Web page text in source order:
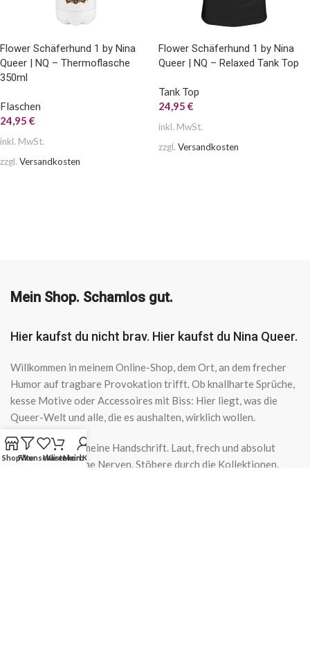
Flower Schäferhund 1 by Nina
Queer | NQ – Thermoflasche
350ml
Flaschen
24,95 €
inkl. MwSt.
zzgl. Versandkosten
Flower Schäferhund 1 by Nina
Queer | NQ – Relaxed Tank Top
Tank Top
24,95 €
inkl. MwSt.
zzgl. Versandkosten
Mein Shop. Schamlos gut.
Hier kaufst du nicht brav. Hier kaufst du Nina Queer.
Willkommen in meinem Online-Shop, dem Ort, an dem frecher
Humor auf tragbare Provokation trifft. Ob knallharte Sprüche,
kesse Motive oder Accessoires mit Biss: Hier liegt, was die
Queer-Welt und alle, die es aushalten, wirklich wollen.
Jedes Teil trägt meine Handschrift. Laut, frech und absolut
nicht für schwache Nerven. Stöbere durch die Kollektionen,
ShopFilter
Wunschliste
Warenkorb
Mein Konto